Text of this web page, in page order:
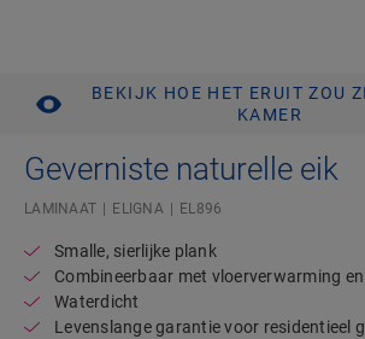
BEKIJK HOE HET ERUIT ZOU
KAMER
Geverniste naturelle eik
LAMINAAT ELIGNA EL896
Smalle, sierlijke plank
Combineerbaar met vloerverwarming
Waterdicht
Levenslange garantie voor residentieel